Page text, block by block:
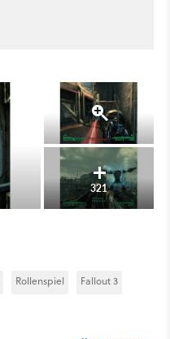
321
Rollenspiel Fallout 3